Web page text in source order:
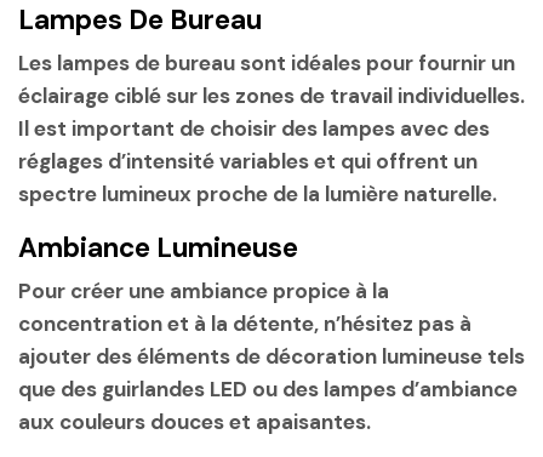
Lampes De Bureau
Les lampes de bureau sont idéales pour fournir un
éclairage ciblé sur les zones de travail individuelles.
Il est important de choisir des lampes avec des
réglages d’intensité variables et qui offrent un
spectre lumineux proche de la lumière naturelle.
Ambiance Lumineuse
Pour créer une ambiance propice à la
concentration et à la détente, n’hésitez pas à
ajouter des éléments de décoration lumineuse tels
que des guirlandes LED ou des lampes d’ambiance
aux couleurs douces et apaisantes.